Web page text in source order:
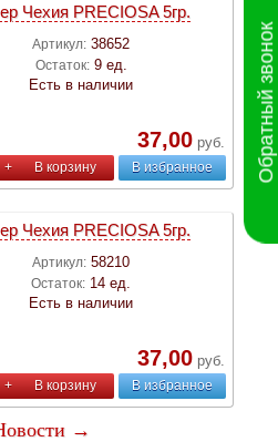
Чехия PRECIOSA 5гр.
Артикул: 38652
Остаток: 9 ед.
Есть в наличии
37,00руб.
+ В корзину В избранное
Чехия PRECIOSA 5гр.
Артикул: 58210
Остаток: 14 ед.
Есть в наличии
37,00руб.
+ В корзину В избранное
→
Обратный звонок